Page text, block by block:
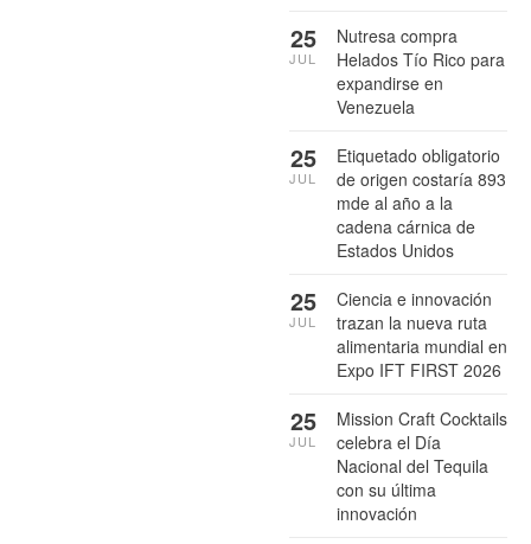
Nutresa compra
Helados Tío Rico para
expandirse en
Venezuela
25
JUL
Etiquetado obligatorio
de origen costaría 893
mde al año a la
cadena cárnica de
Estados Unidos
25
JUL
Ciencia e innovación
trazan la nueva ruta
alimentaria mundial en
Expo IFT FIRST 2026
25
JUL
Mission Craft Cocktails
celebra el Día
Nacional del Tequila
con su última
innovación
25
JUL